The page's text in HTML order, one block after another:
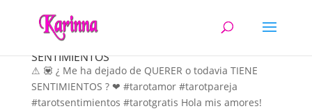
Me ha dejado de QUERER o todavia TIENE
SENTIMIENTOS
⚠ 💟 ¿ Me ha dejado de QUERER o todavia TIENE
SENTIMIENTOS ? ❤ #tarotamor #tarotpareja
#tarotsentimientos #tarotgratis Hola mis amores!